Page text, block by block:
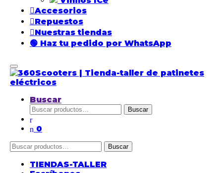
Accesorios
Repuestos
Nuestras tiendas
🟢 Haz tu pedido por WhatsApp
Buscar
Buscar
0
Buscar
TIENDAS-TALLER